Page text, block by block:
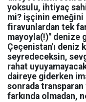
yoksulu, ihtiyaç
mi? işçinin
firavunlardan tek
mayoyla(!)" denize
Çeçenistan'ı deniz
seyredeceksin,
rahat
daireye giderken
sonrada
farkında olmadan,